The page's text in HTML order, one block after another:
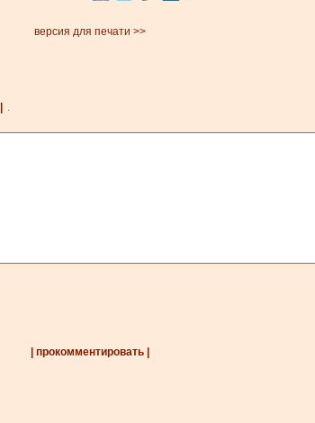
версия для печати >>
.
| прокомментировать |